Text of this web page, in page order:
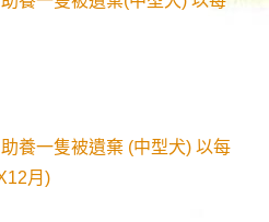
助養一隻被遺棄 (中型犬) 以每
月)